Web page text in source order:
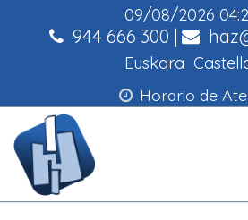
09/08/2026
944 666 300 |
Euskara
Horario de